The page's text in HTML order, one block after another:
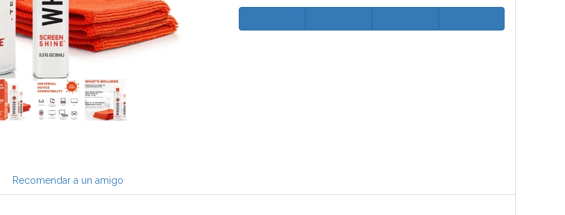
Recomendar a un amigo